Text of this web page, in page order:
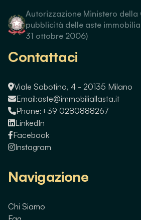
Autorizzazione Ministero della
pubblicità delle aste
31 ottobre 2006)
Contattaci
Viale Sabotino, 4 - 20135 Milano
Email:aste@immobiliallasta.it
Phone:+39 0280888267
LinkedIn
Facebook
Instagram
Navigazione
Chi Siamo